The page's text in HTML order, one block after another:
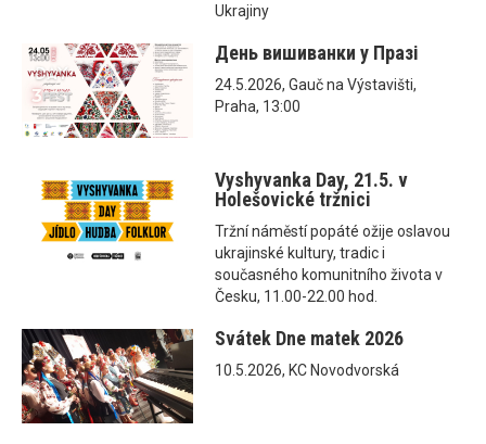
Ukrajiny
День вишиванки у Празі
24.5.2026, Gauč na Výstavišti,
Praha, 13:00
Vyshyvanka Day, 21.5. v
Holešovické tržnici
Tržní náměstí popáté ožije oslavou
ukrajinské kultury, tradic i
současného komunitního života v
Česku, 11.00-22.00 hod.
Svátek Dne matek 2026
10.5.2026, KC Novodvorská